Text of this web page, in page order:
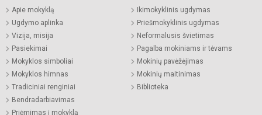
Apie mokyklą
Ugdymo aplinka
Vizija, misija
Pasiekimai
Mokyklos simboliai
Mokyklos himnas
Tradiciniai renginiai
Bendradarbiavimas
Priėmimas į mokyklą
Ikimokyklinis ugdymas
Priešmokyklinis ugdymas
Neformalusis švietimas
Pagalba mokiniams ir tėvams
Mokinių pavėžėjimas
Mokinių maitinimas
Biblioteka